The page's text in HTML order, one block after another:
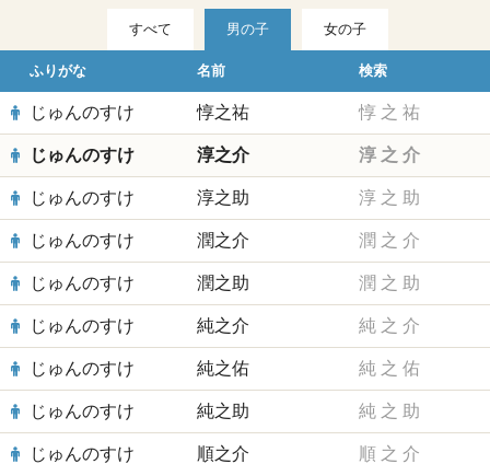
すべて 男の子 女の子
ふりがな 名前 検索
じゅんのすけ 惇之祐 惇 之 祐
じゅんのすけ 淳之介 淳 之 介
じゅんのすけ 淳之助 淳 之 助
じゅんのすけ 潤之介 潤 之 介
じゅんのすけ 潤之助 潤 之 助
じゅんのすけ 純之介 純 之 介
じゅんのすけ 純之佑 純 之 佑
じゅんのすけ 純之助 純 之 助
じゅんのすけ 順之介 順 之 介